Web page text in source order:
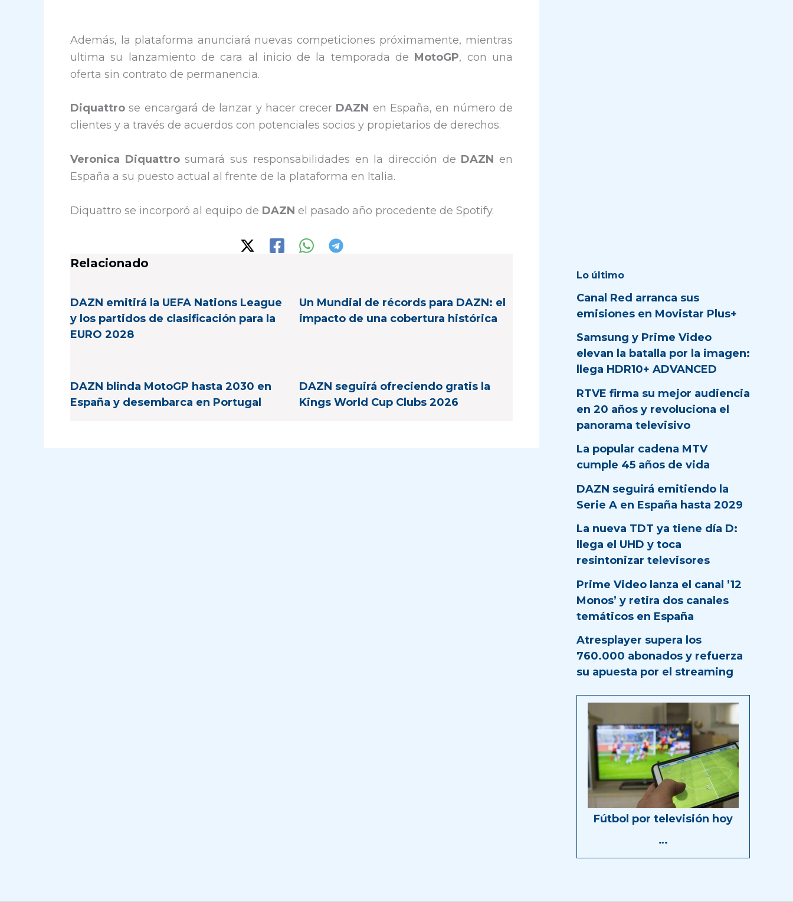
Además, la plataforma anunciará nuevas competiciones próximamente, mientras
ultima su lanzamiento de cara al inicio de la temporada de MotoGP, con una
oferta sin contrato de permanencia.
Diquattro se encargará de lanzar y hacer crecer DAZN en España, en número de
clientes y a través de acuerdos con potenciales socios y propietarios de derechos.
Veronica Diquattrosumará sus responsabilidades en la dirección de DAZN en
España a su puesto actual al frente de la plataforma en Italia.
Diquattro se incorporó al equipo de DAZN el pasado año procedente de Spotify.
Relacionado
DAZN emitirá la UEFA Nations League
y los partidos de clasificación para la
EURO 2028
Un Mundial de récords para DAZN: el
impacto de una cobertura histórica
DAZN blinda MotoGP hasta 2030 en
España y desembarca en Portugal
DAZN seguirá ofreciendo gratis la
Kings World Cup Clubs 2026
Lo último
Canal Red arranca sus
emisiones en Movistar Plus+
Samsung y Prime Video
elevan la batalla por la imagen:
llega HDR10+ ADVANCED
RTVE firma su mejor audiencia
en 20 años y revoluciona el
panorama televisivo
La popular cadena MTV
cumple 45 años de vida
DAZN seguirá emitiendo la
Serie A en España hasta 2029
La nueva TDT ya tiene día D:
llega el UHD y toca
resintonizar televisores
Prime Video lanza el canal ’12
Monos’ y retira dos canales
temáticos en España
Atresplayer supera los
760.000 abonados y refuerza
su apuesta por el streaming
Fútbol por televisión hoy
…